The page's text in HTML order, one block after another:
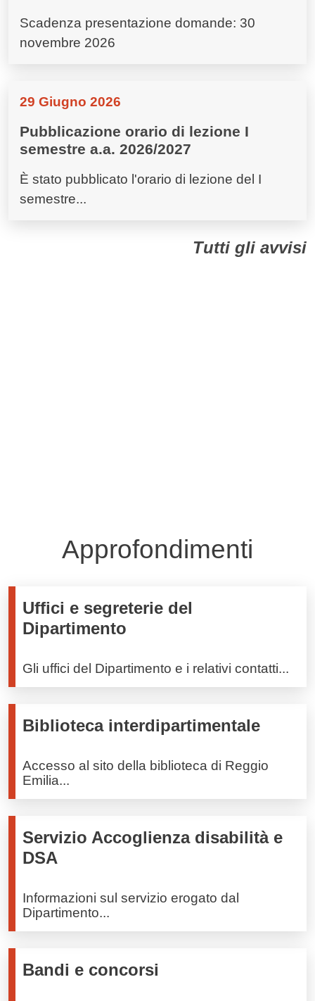
Scadenza presentazione domande: 30
novembre 2026
29 Giugno 2026
Pubblicazione orario di lezione I
semestre a.a. 2026/2027
È stato pubblicato l'orario di lezione del I
semestre...
Tutti gli avvisi
Approfondimenti
Uffici e segreterie del
Dipartimento
Gli uffici del Dipartimento e i relativi contatti...
Biblioteca interdipartimentale
Accesso al sito della biblioteca di Reggio
Emilia...
Servizio Accoglienza disabilità e
DSA
Informazioni sul servizio erogato dal
Dipartimento...
Bandi e concorsi